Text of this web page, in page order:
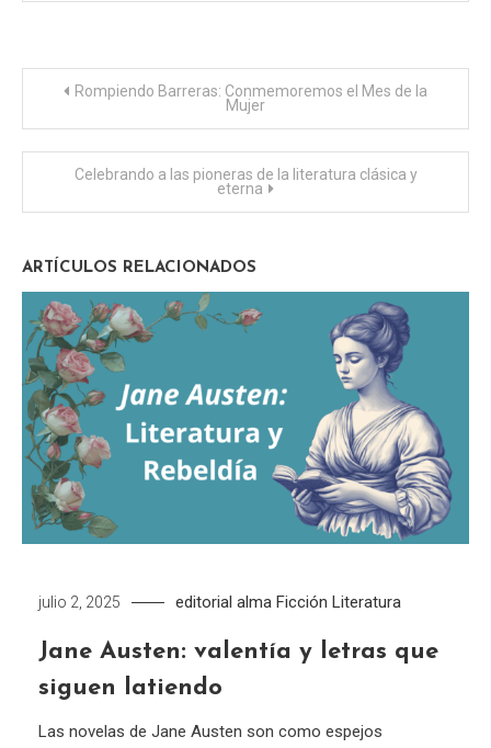
Navegación
de
entradas
Rompiendo Barreras: Conmemoremos el Mes de la
Mujer
Celebrando a las pioneras de la literatura clásica y
eterna
ARTÍCULOS RELACIONADOS
julio 2, 2025 editorial alma Ficción Literatura
Jane Austen: valentía y letras que
siguen latiendo
Las novelas de Jane Austen son como espejos